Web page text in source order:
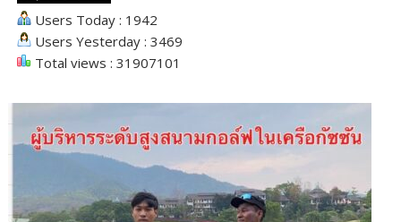
Users Today : 1942
Users Yesterday : 3469
Total views : 31907101